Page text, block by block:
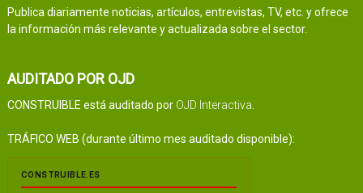
Publica diariamente noticias, artículos, entrevistas, TV, etc. y ofrece
la información más relevante y actualizada sobre el sector.
AUDITADO POR OJD
CONSTRUIBLE está auditado por OJD Interactiva
TRÁFICO WEB (durante último mes auditado disponible):